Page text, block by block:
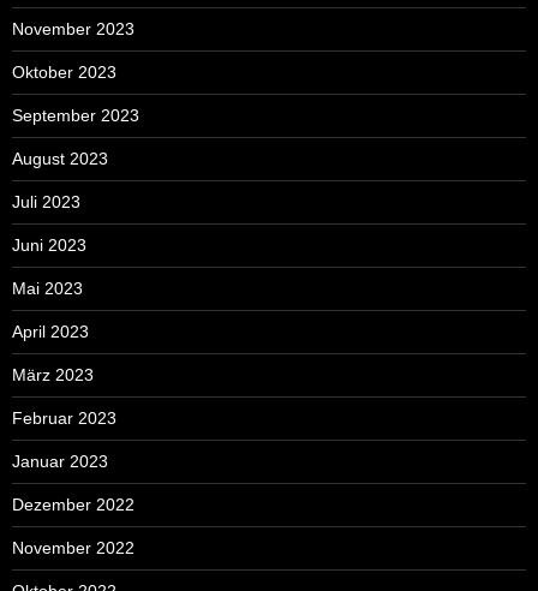
November 2023
Oktober 2023
September 2023
August 2023
Juli 2023
Juni 2023
Mai 2023
April 2023
März 2023
Februar 2023
Januar 2023
Dezember 2022
November 2022